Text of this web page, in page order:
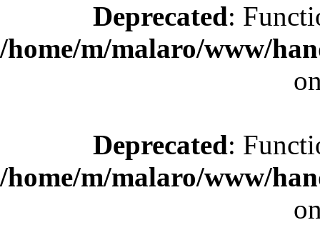
Deprecated:
/home/m/malaro/www/
Deprecated:
/home/m/malaro/www/